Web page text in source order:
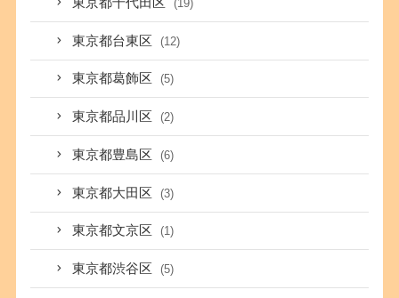
(19)
東京都台東区 (12)
東京都葛飾区 (5)
東京都品川区 (2)
東京都豊島区 (6)
東京都大田区 (3)
東京都文京区 (1)
東京都渋谷区 (5)